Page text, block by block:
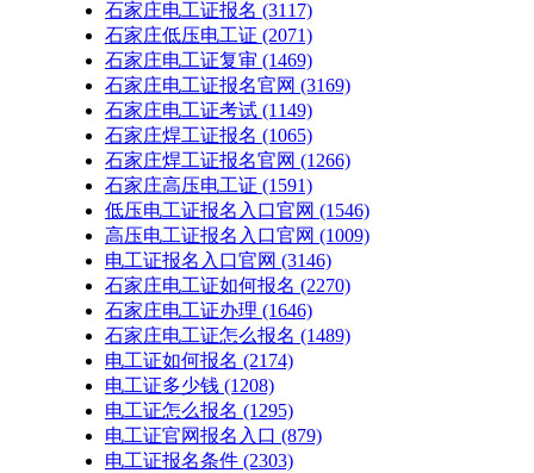
石家庄电工证报名 (3117)
石家庄低压电工证 (2071)
石家庄电工证复审 (1469)
石家庄电工证报名官网 (3169)
石家庄电工证考试 (1149)
石家庄焊工证报名 (1065)
石家庄焊工证报名官网 (1266)
石家庄高压电工证 (1591)
低压电工证报名入口官网 (1546)
高压电工证报名入口官网 (1009)
电工证报名入口官网 (3146)
石家庄电工证如何报名 (2270)
石家庄电工证办理 (1646)
石家庄电工证怎么报名 (1489)
电工证如何报名 (2174)
电工证多少钱 (1208)
电工证怎么报名 (1295)
电工证官网报名入口 (879)
电工证报名条件 (2303)